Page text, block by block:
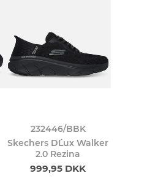
232446/BBK
Skechers D´Lux Walker
2.0 Rezina
999,95 DKK